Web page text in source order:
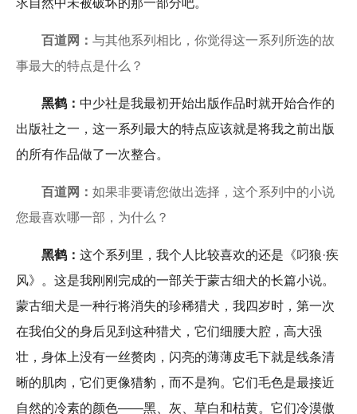
求自然中未被破坏的那一部分吧。
百道网： 与其他系列相比，你觉得这一系列所选的故
事最大的特点是什么？
黑鹤： 中少社是我最初开始出版作品时就开始合作的
出版社之一，这一系列最大的特点应该就是将我之前出版
的所有作品做了一次整合。
百道网： 如果非要请您做出选择，这个系列中的小说
您最喜欢哪一部，为什么？
黑鹤： 这个系列里，我个人比较喜欢的还是《叼狼·疾
风》。这是我刚刚完成的一部关于蒙古细犬的长篇小说。
蒙古细犬是一种行将消失的珍稀猎犬，我四岁时，第一次
在我伯父的身后见到这种猎犬，它们细腰大腔，高大强
壮，身体上没有一丝赘肉，闪亮的薄薄皮毛下就是线条清
晰的肌肉，它们更像猎豹，而不是狗。它们毛色是最接近
自然的冷素的颜色——黑、灰、草白和枯黄。它们冷漠傲